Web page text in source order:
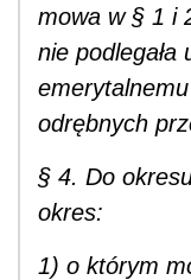
mowa w § 1 i
nie podlegała
odrębnych
§ 4. Do
okres:
1) o którym